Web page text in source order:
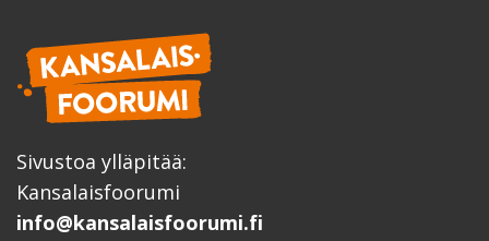
Sivustoa ylläpitää:
Kansalaisfoorumi
info@kansalaisfoorumi.fi